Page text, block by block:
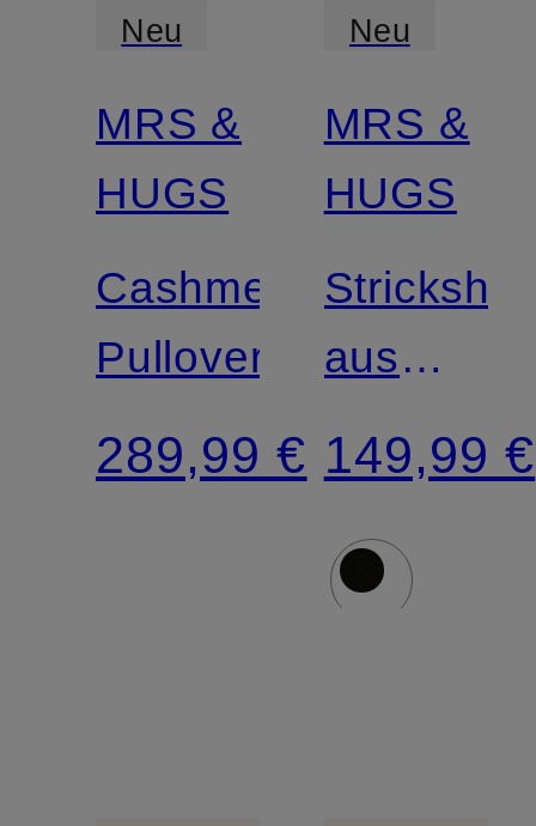
Neu
Zertifiziert
MRS &
HUGS
Cashmere-
Pullover
289,99 €
Neu
Zertifiziert
MRS &
HUGS
Strickshirt
aus
149,99 €